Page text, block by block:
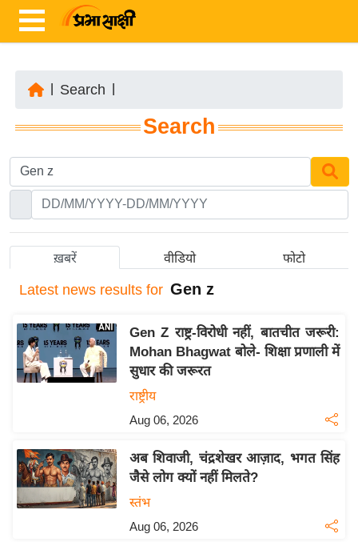
ज़ा
ख
र
ष्ट्री
अं
र्रा
ष्ट्री
य
स
उ
द्यो
Search
Search
ख़बरें वीडियो फोटो
Latest news results for Gen z
Gen Z राष्ट्र-विरोधी नहीं, बातचीत जरूरी:
Mohan Bhagwat बोले- शिक्षा प्रणाली में
सुधार की जरूरत
राष्ट्रीय
Aug 06, 2026
अब शिवाजी, चंद्रशेखर आज़ाद, भगत सिंह
जैसे लोग क्यों नहीं मिलते?
स्तंभ
Aug 06, 2026